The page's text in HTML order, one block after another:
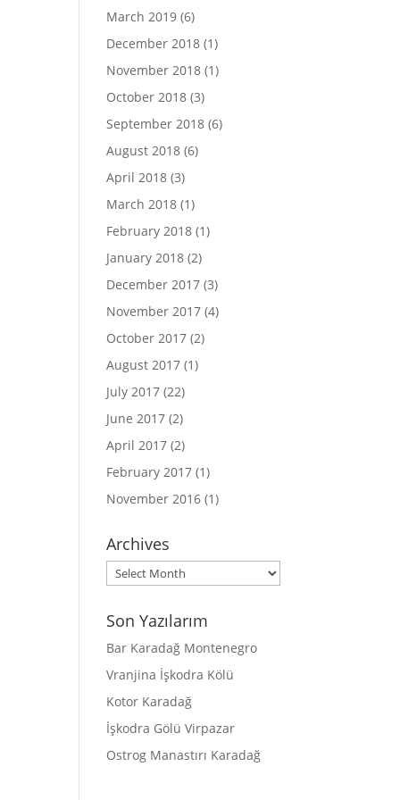
March 2019 (6)
December 2018 (1)
November 2018 (1)
October 2018 (3)
September 2018 (6)
August 2018 (6)
April 2018 (3)
March 2018 (1)
February 2018 (1)
January 2018 (2)
December 2017 (3)
November 2017 (4)
October 2017 (2)
August 2017 (1)
July 2017 (22)
June 2017 (2)
April 2017 (2)
February 2017 (1)
November 2016 (1)
Archives
Archives
Son Yazılarım
Bar Karadağ Montenegro
Vranjina İşkodra Kölü
Kotor Karadağ
İşkodra Gölü Virpazar
Ostrog Manastırı Karadağ